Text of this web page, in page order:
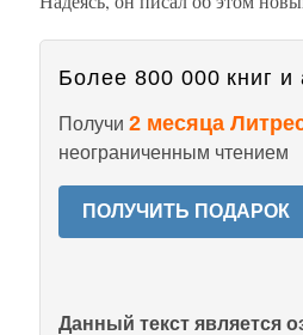
Более 800 000 книг и
Получи 2 месяца
неограниченным чтением
ПОЛУЧИТЬ ПОДАРОК
Данный текст является